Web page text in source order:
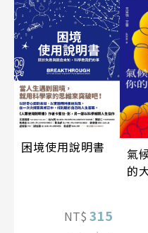
困境使用說明書
NT$ 315
氣
的